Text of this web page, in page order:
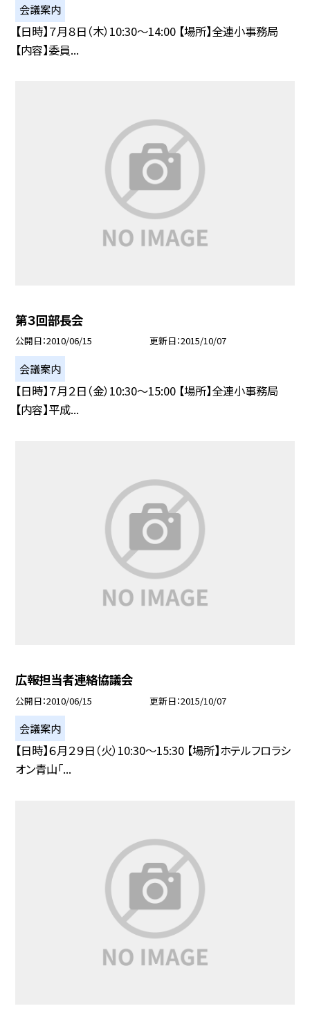
会議案内
【日時】７月８日（木）10:30〜14:00 【場所】全連小事務局
【内容】委員...
第３回部長会
公開日 2010/06/15 更新日 2015/10/07
会議案内
【日時】７月２日（金）10:30〜15:00 【場所】全連小事務局
【内容】平成...
広報担当者連絡協議会
公開日 2010/06/15 更新日 2015/10/07
会議案内
【日時】６月２９日（火）10:30〜15:30 【場所】ホテルフロラシ
オン青山「...